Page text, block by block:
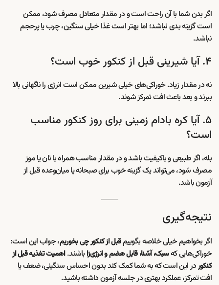
اگر بدن شما با آن راحت است و در مقدار متعادل مصرف شود، ممکن
است گزینه بدی نباشد؛ اما بهتر است غذا خیلی سنگین، چرب یا پرحجم
نباشد.
۴. آیا شیرینی قبل از کنکور خوب است؟
نه در مقدار زیاد. خوراکی‌های خیلی شیرین ممکن است انرژی را ناگهانی بالا
ببرند و بعد باعث افت تمرکز شوند.
۵. آیا کره بادام زمینی برای روز کنکور مناسب
است؟
بله، اگر طبیعی و باکیفیت باشد و در مقدار مناسب همراه با نان یا موز
مصرف شود، می‌تواند یک گزینه خوب برای صبحانه یا میان‌وعده قبل از
آزمون باشد.
نتیجه‌گیری
اگر بخواهیم خیلی خلاصه بگوییمقبل از کنکور چی بخوریم، جواب این است:
خوراکی‌هایی کهسبک، آشنا، قابل هضم و انرژی‌زا باشند.اهمیت تغذیه قبل از
کنکوردر این است که به شما کمک کند بدون احساس سنگینی، ضعف یا
افت تمرکز، عملکرد بهتری در جلسه آزمون داشته باشید.